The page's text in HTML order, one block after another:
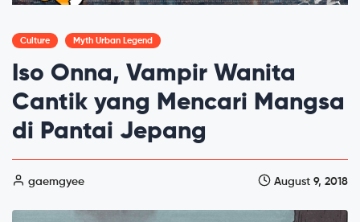
Culture Myth Urban Legend
Iso Onna, Vampir Wanita
Cantik yang Mencari Mangsa
di Pantai Jepang
gaemgyee August 9, 2018